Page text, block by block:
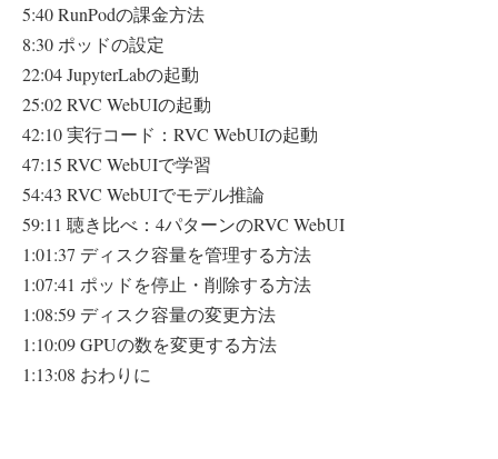
5:40 RunPodの課金方法
8:30 ポッドの設定
22:04 JupyterLabの起動
25:02 RVC WebUIの起動
42:10 実行コード：RVC WebUIの起動
47:15 RVC WebUIで学習
54:43 RVC WebUIでモデル推論
59:11 聴き比べ：4パターンのRVC WebUI
1:01:37 ディスク容量を管理する方法
1:07:41 ポッドを停止・削除する方法
1:08:59 ディスク容量の変更方法
1:10:09 GPUの数を変更する方法
1:13:08 おわりに